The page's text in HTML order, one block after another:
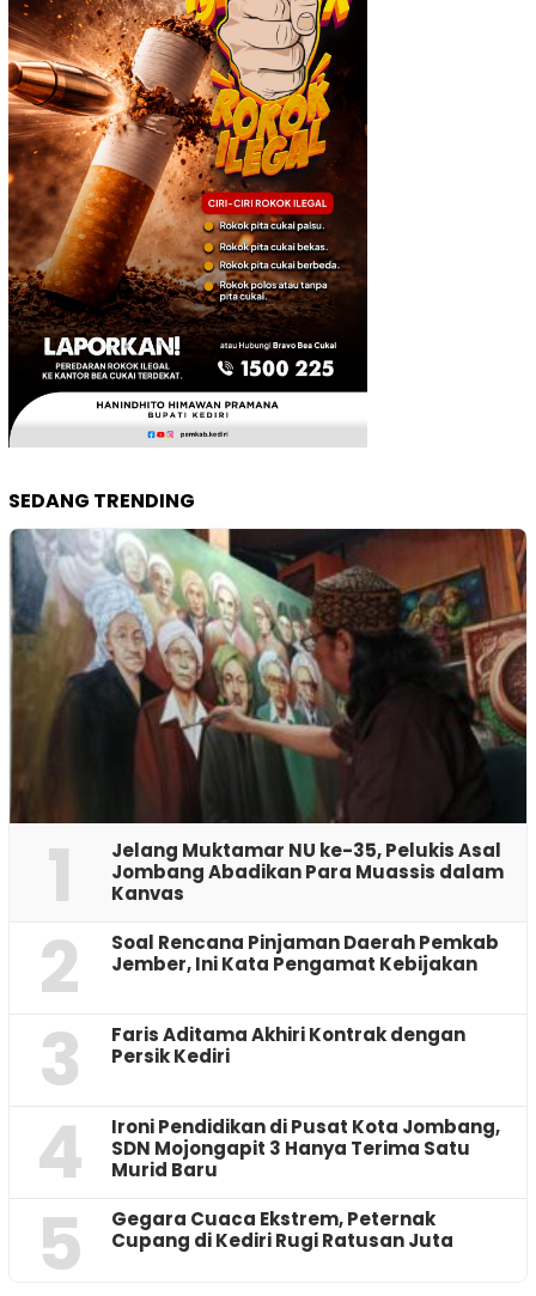
SEDANG TRENDING
1
Jelang Muktamar NU ke-35, Pelukis Asal
Jombang Abadikan Para Muassis dalam
Kanvas
2
‎Soal Rencana Pinjaman Daerah Pemkab
Jember, Ini Kata Pengamat Kebijakan ‎
3
Faris Aditama Akhiri Kontrak dengan
Persik Kediri
4
Ironi Pendidikan di Pusat Kota Jombang,
SDN Mojongapit 3 Hanya Terima Satu
Murid Baru
5
‎Gegara Cuaca Ekstrem, Peternak
Cupang di Kediri Rugi Ratusan Juta